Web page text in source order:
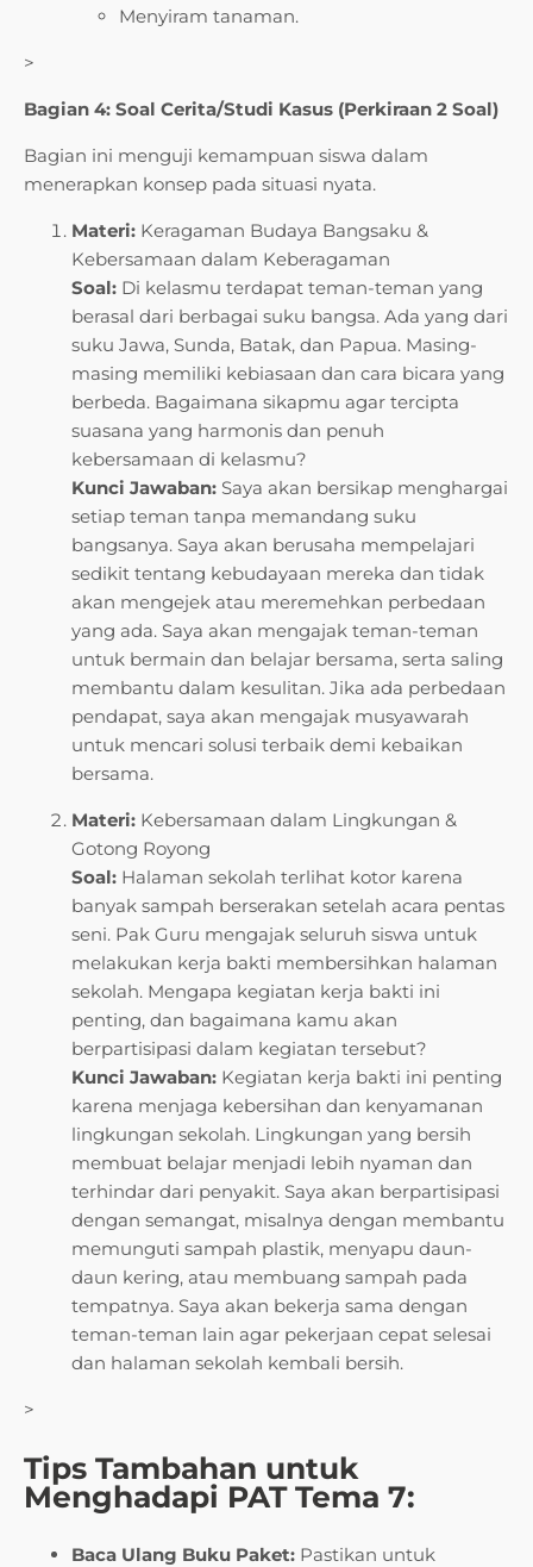
Menyiram tanaman.
>
Bagian 4: Soal Cerita/Studi Kasus (Perkiraan 2 Soal)
Bagian ini menguji kemampuan siswa dalam
menerapkan konsep pada situasi nyata.
Materi: Keragaman Budaya Bangsaku &
Kebersamaan dalam Keberagaman
Soal: Di kelasmu terdapat teman-teman yang
berasal dari berbagai suku bangsa. Ada yang dari
suku Jawa, Sunda, Batak, dan Papua. Masing-
masing memiliki kebiasaan dan cara bicara yang
berbeda. Bagaimana sikapmu agar tercipta
suasana yang harmonis dan penuh
kebersamaan di kelasmu?
Kunci Jawaban: Saya akan bersikap menghargai
setiap teman tanpa memandang suku
bangsanya. Saya akan berusaha mempelajari
sedikit tentang kebudayaan mereka dan tidak
akan mengejek atau meremehkan perbedaan
yang ada. Saya akan mengajak teman-teman
untuk bermain dan belajar bersama, serta saling
membantu dalam kesulitan. Jika ada perbedaan
pendapat, saya akan mengajak musyawarah
untuk mencari solusi terbaik demi kebaikan
bersama.
Materi: Kebersamaan dalam Lingkungan &
Gotong Royong
Soal: Halaman sekolah terlihat kotor karena
banyak sampah berserakan setelah acara pentas
seni. Pak Guru mengajak seluruh siswa untuk
melakukan kerja bakti membersihkan halaman
sekolah. Mengapa kegiatan kerja bakti ini
penting, dan bagaimana kamu akan
berpartisipasi dalam kegiatan tersebut?
Kunci Jawaban: Kegiatan kerja bakti ini penting
karena menjaga kebersihan dan kenyamanan
lingkungan sekolah. Lingkungan yang bersih
membuat belajar menjadi lebih nyaman dan
terhindar dari penyakit. Saya akan berpartisipasi
dengan semangat, misalnya dengan membantu
memunguti sampah plastik, menyapu daun-
daun kering, atau membuang sampah pada
tempatnya. Saya akan bekerja sama dengan
teman-teman lain agar pekerjaan cepat selesai
dan halaman sekolah kembali bersih.
>
Tips Tambahan untuk
Menghadapi PAT Tema 7:
Baca Ulang Buku Paket: Pastikan untuk